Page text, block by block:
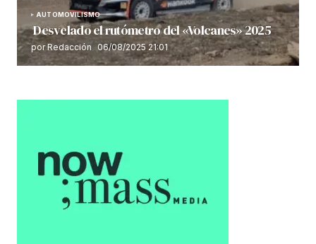
AUTOMOVILISMO
Desvelado el rutómetro del «Volcanes» 2025
por Redacción 06/08/2025 21:01